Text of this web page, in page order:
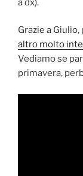
a dx).
Grazie a
altro molto
Vediamo se
primavera,